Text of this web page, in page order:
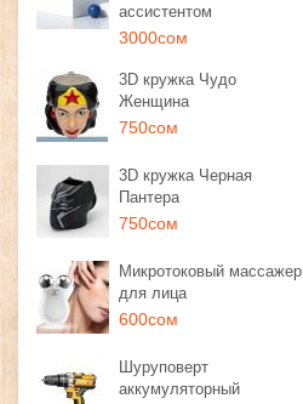
ассистентом
3000сом
3D кружка Чудо
Женщина
750сом
3D кружка Черная
Пантера
750сом
Микротоковый массажер
для лица
600сом
Шуруповерт
аккумуляторный